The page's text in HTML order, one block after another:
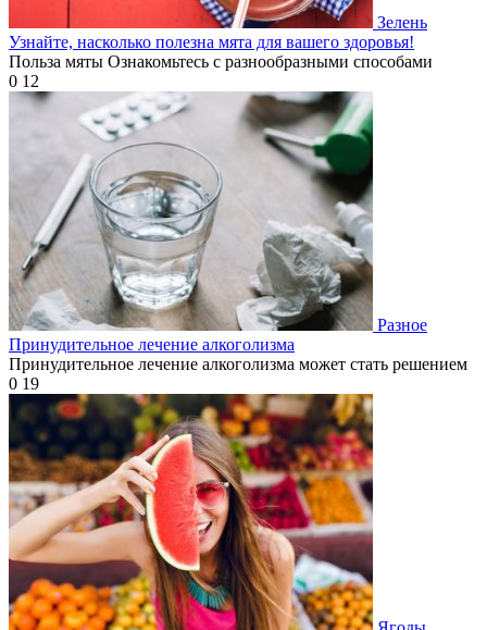
Зелень
Узнайте, насколько полезна мята для вашего здоровья!
Польза мяты Ознакомьтесь с разнообразными способами
0 12
Разное
Принудительное лечение алкоголизма
Принудительное лечение алкоголизма может стать решением
0 19